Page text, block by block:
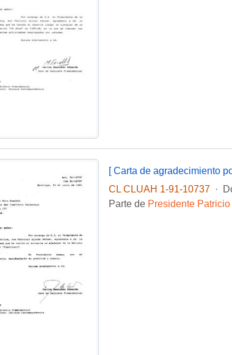
CL CLUAH 1-91-10737
·
Parte de Presidente